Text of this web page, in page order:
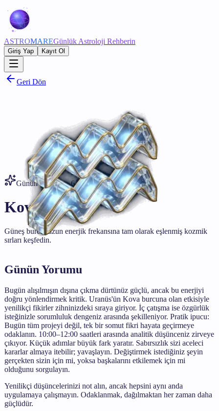
ASTROMAREGünlük Astroloji Rehberin
Giriş Yap Kayıt Ol
Geri Dön
Günün Yorumu • 6 Ağustos
Kova
Güneş burcunuzun enerjik frekansına tam olarak eşlenmiş kozmik
sırları keşfedin.
Günün Yorumu
Bugün alışılmışın dışına çıkma dürtünüz güçlü, ancak bu enerjiyi
doğru yönlendirmek kritik. Uranüs'ün Kova burcuna olan etkisiyle
yenilikçi fikirler zihninizdeki sıraya giriyor. İç çatışma ise özgürlük
isteğinizle sorumluluk dengeniz arasında şekilleniyor. Pratik ipucu:
Bugün tüm projeyi değil, tek bir somut fikri hayata geçirmeye
odaklanın. 10:00–12:00 saatleri arasında analitik düşünceniz zirveye
çıkıyor. Küçük adımlar büyük fark yaratır. Sabırsızlık sizi aceleci
kararlar almaya itebilir; yavaşlayın. Değiştirmek istediğiniz şeyin
gerçekten sizin için mi, yoksa başkalarını etkilemek için mi
olduğunu sorgulayın.
Yenilikçi düşüncelerinizi not alın, ancak hepsini aynı anda
uygulamaya çalışmayın. Odaklanmak, dağılmaktan her zaman daha
güçlüdür.